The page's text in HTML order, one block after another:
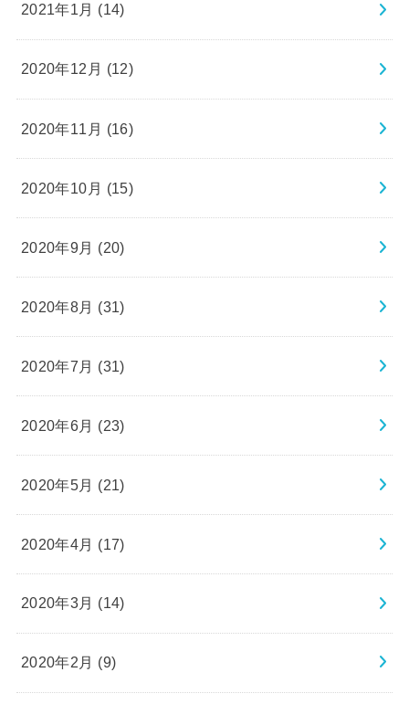
2021年1月 (14)
2020年12月 (12)
2020年11月 (16)
2020年10月 (15)
2020年9月 (20)
2020年8月 (31)
2020年7月 (31)
2020年6月 (23)
2020年5月 (21)
2020年4月 (17)
2020年3月 (14)
2020年2月 (9)